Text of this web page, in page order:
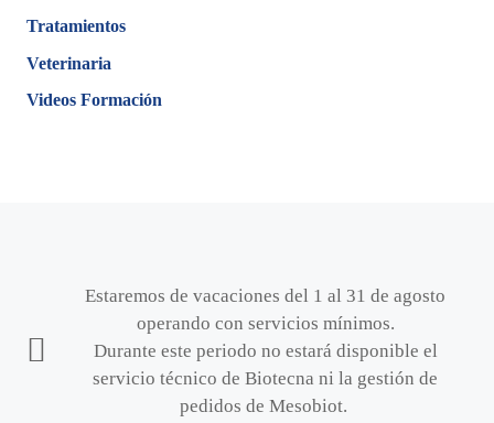
Tratamientos
Veterinaria
Videos Formación
Estaremos de vacaciones del 1 al 31 de agosto
operando con servicios mínimos.
Durante este periodo no estará disponible el
servicio técnico de Biotecna ni la gestión de
pedidos de Mesobiot.